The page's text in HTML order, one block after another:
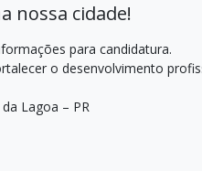
nossa cidade!
para candidatura.
o desenvolvimento
Lagoa – PR